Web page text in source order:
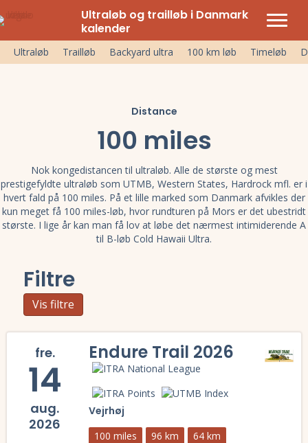
Ultraløb og trailløb i Danmark
kalender
Ultraløb Trailløb Backyard ultra 100 km løb Timeløb
Distance
100 miles
Nok kongedistancen til ultraløb. Alle de største og mest
prestigefyldte ultraløb som UTMB, Western States, Hardrock mfl. er i
hvert fald på 100 miles. På et lille marked som Danmark afvikles der
kun meget få 100 miles-løb, hvor rundturen på Mors er det ubestridt
største. I lige år kan man få lov at løbe det nærmest intimiderende A
til B-løb Cold Hawaii Ultra.
Filtre
Vis filtre
fre.
14
aug.
2026
Endure Trail 2026
Vejrhøj
100 miles 96 km
64 km